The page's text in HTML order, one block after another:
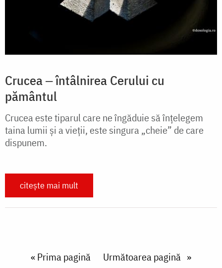
Crucea ‒ întâlnirea Cerului cu
pământul
Crucea este tiparul care ne îngăduie să înțelegem
taina lumii și a vieții, este singura „cheie” de care
dispunem.
citește mai mult
PaginareFirst page
« Prima pagină Next page
Următoarea pagină